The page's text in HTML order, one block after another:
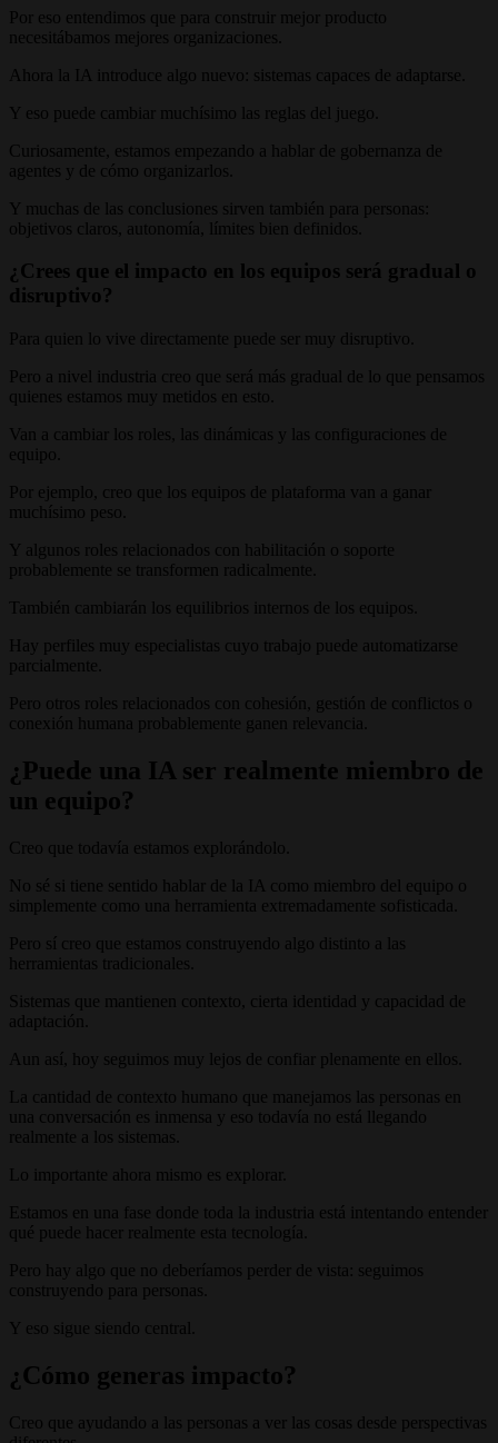
Por eso entendimos que para construir mejor producto
necesitábamos mejores organizaciones.
Ahora la IA introduce algo nuevo: sistemas capaces de adaptarse.
Y eso puede cambiar muchísimo las reglas del juego.
Curiosamente, estamos empezando a hablar de gobernanza de
agentes y de cómo organizarlos.
Y muchas de las conclusiones sirven también para personas:
objetivos claros, autonomía, límites bien definidos.
¿Crees que el impacto en los equipos será gradual o
disruptivo?
Para quien lo vive directamente puede ser muy disruptivo.
Pero a nivel industria creo que será más gradual de lo que pensamos
quienes estamos muy metidos en esto.
Van a cambiar los roles, las dinámicas y las configuraciones de
equipo.
Por ejemplo, creo que los equipos de plataforma van a ganar
muchísimo peso.
Y algunos roles relacionados con habilitación o soporte
probablemente se transformen radicalmente.
También cambiarán los equilibrios internos de los equipos.
Hay perfiles muy especialistas cuyo trabajo puede automatizarse
parcialmente.
Pero otros roles relacionados con cohesión, gestión de conflictos o
conexión humana probablemente ganen relevancia.
¿Puede una IA ser realmente miembro de
un equipo?
Creo que todavía estamos explorándolo.
No sé si tiene sentido hablar de la IA como miembro del equipo o
simplemente como una herramienta extremadamente sofisticada.
Pero sí creo que estamos construyendo algo distinto a las
herramientas tradicionales.
Sistemas que mantienen contexto, cierta identidad y capacidad de
adaptación.
Aun así, hoy seguimos muy lejos de confiar plenamente en ellos.
La cantidad de contexto humano que manejamos las personas en
una conversación es inmensa y eso todavía no está llegando
realmente a los sistemas.
Lo importante ahora mismo es explorar.
Estamos en una fase donde toda la industria está intentando entender
qué puede hacer realmente esta tecnología.
Pero hay algo que no deberíamos perder de vista: seguimos
construyendo para personas.
Y eso sigue siendo central.
¿Cómo generas impacto?
Creo que ayudando a las personas a ver las cosas desde perspectivas